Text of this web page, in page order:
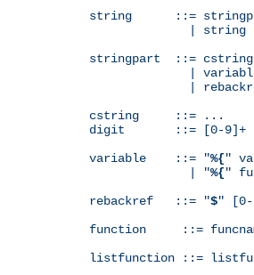
string      ::=
| string
stringpart  ::= cstring
|
cstring     ::= ...
digit       ::= [0-9]+
variable    ::= "%{"
              | "
%{"
rebackref   ::= "$" [0-
function     ::=
listfunction ::=